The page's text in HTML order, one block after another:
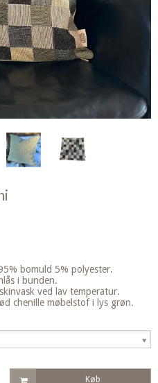
bomuld 5% polyester.
i bunden.
ved lav temperatur.
chenille møbelstof i lys grøn.
Køb